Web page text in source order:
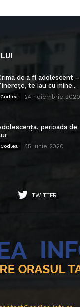
de a fi adolescent –
te iau cu mine...
Codlea 24 noiembrie 2020
perioada de
Codlea 25 iunie 2020
TWITTER